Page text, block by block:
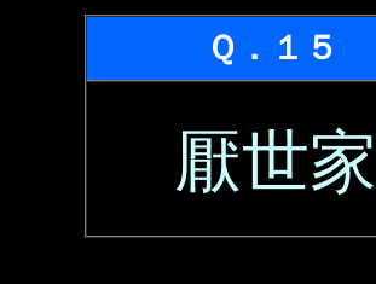
Ｑ．１５
厭世家